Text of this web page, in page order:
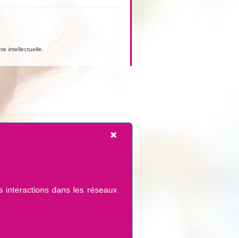
intellectuelle.
interactions dans les réseaux